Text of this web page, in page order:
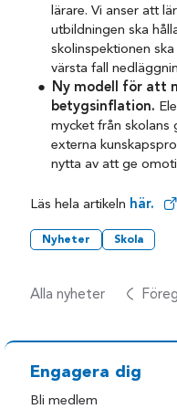
lärare. Vi anser att
utbildningen ska
skolinspektionen
värsta fall
Ny modell för att
betygsinflation.
mycket från skolans
externa
nytta av att ge
Läs hela artikeln här.
Nyheter Skola
Alla nyheter
Engagera dig
Bli medlem